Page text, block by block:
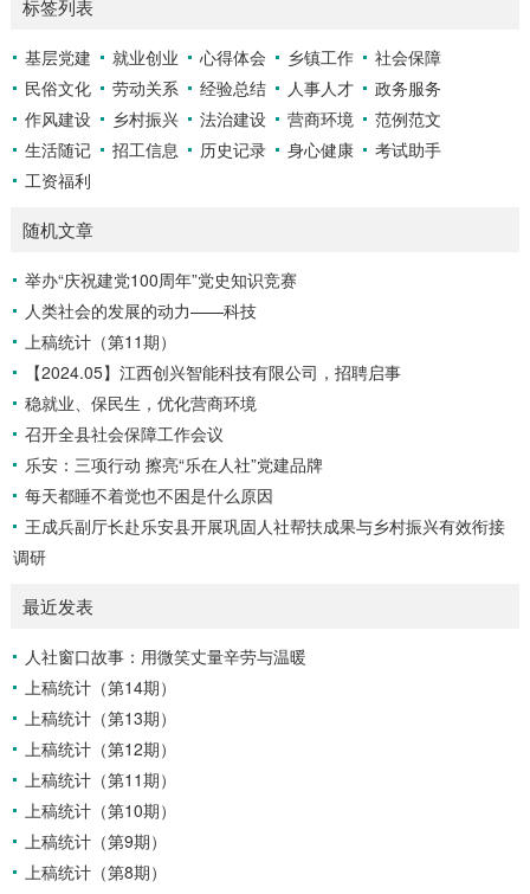
标签列表
基层党建 就业创业 心得体会 乡镇工作
社会保障
民俗文化
劳动关系 经验总结 人事人才
政务服务
作风建设
乡村振兴 法治建设 营商环境
范例范文
生活随记
招工信息 历史记录 身心健康
考试助手
工资福利
随机文章
举办“庆祝建党100周年”党史知识竞赛
人类社会的发展的动力——科技
上稿统计（第11期）
【2024.05】江西创兴智能科技有限公司，招聘启事
稳就业、保民生，优化营商环境
召开全县社会保障工作会议
乐安：三项行动 擦亮“乐在人社”党建品牌
每天都睡不着觉也不困是什么原因
王成兵副厅长赴乐安县开展巩固人社帮扶成果与乡村振兴有效衔接
调研
最近发表
人社窗口故事：用微笑丈量辛劳与温暖
上稿统计（第14期）
上稿统计（第13期）
上稿统计（第12期）
上稿统计（第11期）
上稿统计（第10期）
上稿统计（第9期）
上稿统计（第8期）